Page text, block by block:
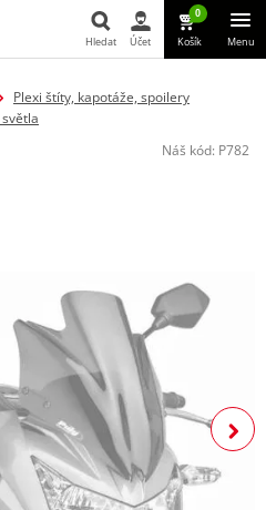
Hledat
Hledat Účet
0
Košík Menu
Plexi štíty, kapotáže, spoilery
Náš kód: P782